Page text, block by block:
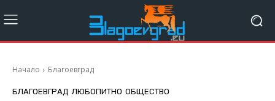
Начало Благоевград
БЛАГОЕВГРАД ЛЮБОПИТНО ОБЩЕСТВО